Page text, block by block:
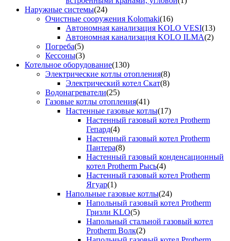
Наружные системы(24)
Очистные сооружения Kolomaki(16)
Автономная канализация KOLO VESI(13)
Автономная канализация KOLO ILMA(2)
Погреба(5)
Кессоны(3)
Котельное оборудование(130)
Электрические котлы отопления(8)
Электрический котел Скат(8)
Водонагреватели(25)
Газовые котлы отопления(41)
Настенные газовые котлы(17)
Настенный газовый котел Protherm
Гепард(4)
Настенный газовый котел Protherm
Пантера(8)
Настенный газовый конденсационный
котел Protherm Рысь(4)
Настенный газовый котел Protherm
Ягуар(1)
Напольные газовые котлы(24)
Напольный газовый котел Protherm
Гризли KLO(5)
Напольный стальной газовый котел
Protherm Волк(2)